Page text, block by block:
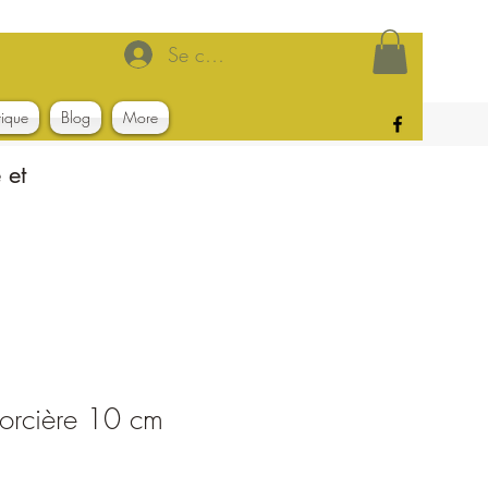
Se connecter
Blog More
et
10 cm